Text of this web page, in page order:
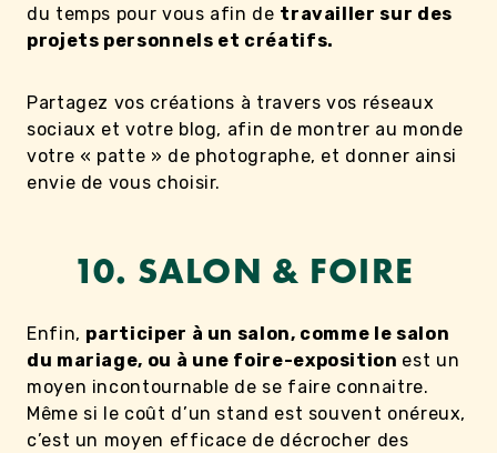
du temps pour vous afin de travailler sur des
projets personnels et créatifs.
Partagez vos créations à travers vos réseaux
sociaux et votre blog, afin de montrer au monde
votre « patte » de photographe, et donner ainsi
envie de vous choisir.
10. SALON & FOIRE
Enfin, participer à un salon, comme le salon
du mariage, ou à une foire-exposition est un
moyen incontournable de se faire connaitre.
Même si le coût d’un stand est souvent onéreux,
c’est un moyen efficace de décrocher des